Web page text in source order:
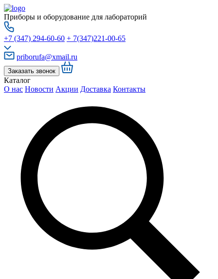
Приборы и оборудование для лабораторий
+7 (347) 294-60-60 + 7(347)221-00-65
priborufa@xmail.ru
Заказать звонок
Каталог
О нас Новости Акции Доставка Контакты